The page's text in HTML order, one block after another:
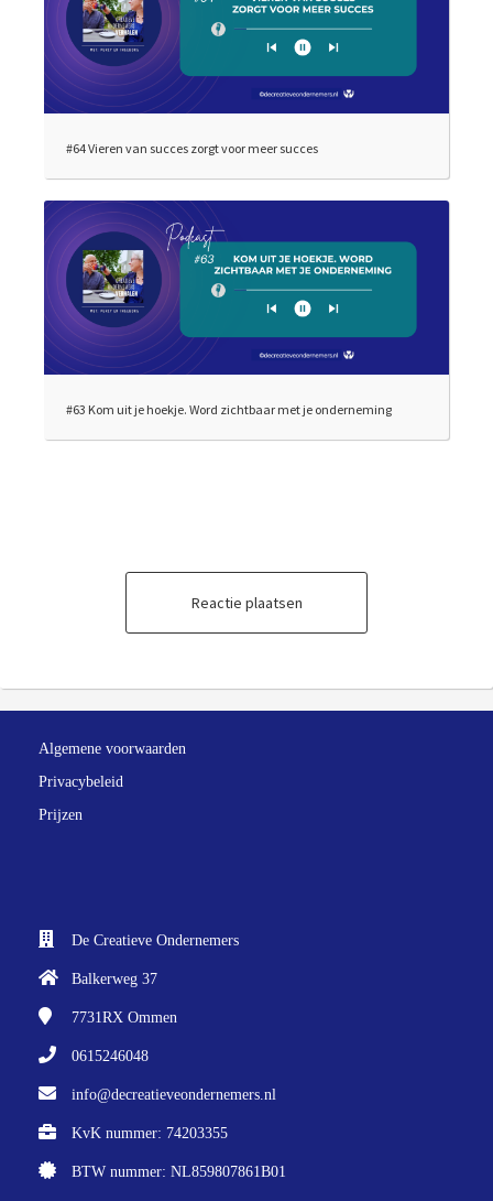
#64 Vieren van succes zorgt voor meer succes
#63 Kom uit je hoekje. Word zichtbaar met je onderneming
Reactie plaatsen
Algemene voorwaarden
Privacybeleid
Prijzen
De Creatieve Ondernemers
Balkerweg 37
7731RX Ommen
0615246048
info@decreatieveondernemers.nl
KvK nummer: 74203355
BTW nummer: NL859807861B01